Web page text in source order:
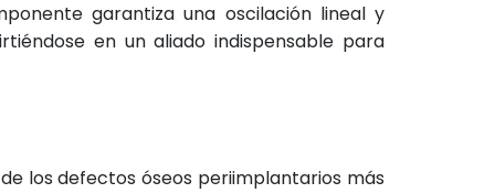
garantiza una oscilación lineal y
en un aliado indispensable para
los defectos óseos periimplantarios más